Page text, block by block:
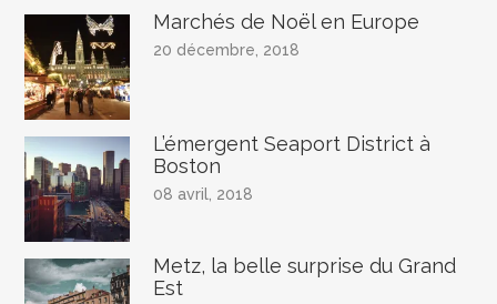
Marchés de Noël en Europe
20 décembre, 2018
L’émergent Seaport District à
Boston
08 avril, 2018
Metz, la belle surprise du Grand
Est